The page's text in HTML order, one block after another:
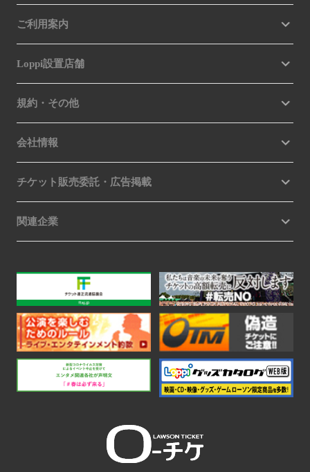
ご利用案内
Loppi設置店舗
規約・その他
会社情報
チケット販売委託・広告掲載
関連企業